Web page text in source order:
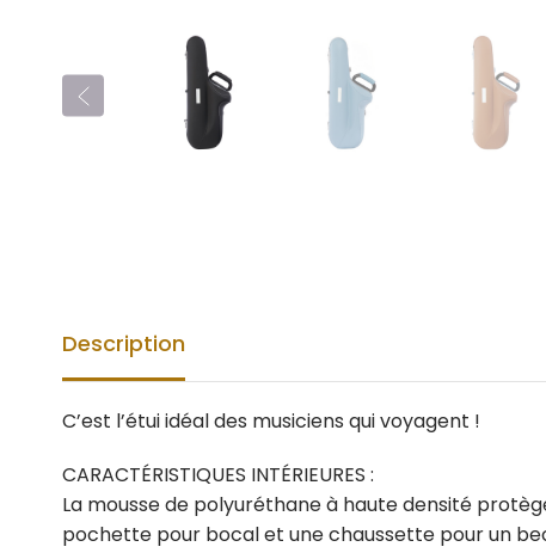
Description
C’est l’étui idéal des musiciens qui voyagent !
CARACTÉRISTIQUES INTÉRIEURES :
La mousse de polyuréthane à haute densité
pochette pour bocal et une chaussette pour un